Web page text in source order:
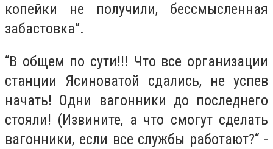
копейки не получили, бессмысленная
забастовка”.
“В общем по сути!!! Что все организации
станции Ясиноватой сдались, не успев
начать! Одни вагонники до последнего
стояли! (Извините, а что смогут сделать
вагонники, если все службы работают?“ -